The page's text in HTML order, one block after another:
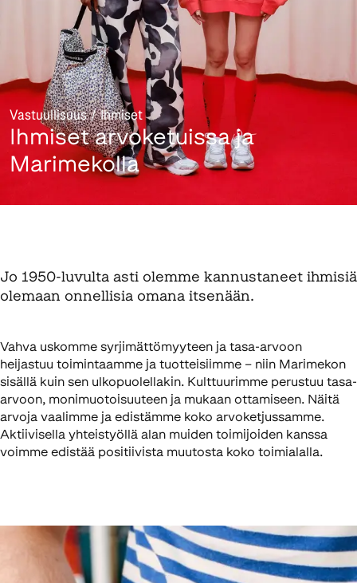
Vastuullisuus / Ihmiset
Ihmiset arvoketuissa ja
Marimekolla
Jo 1950-luvulta asti olemme kannustaneet ihmisiä
olemaan onnellisia omana itsenään.
Vahva uskomme syrjimättömyyteen ja tasa-arvoon
heijastuu toimintaamme ja tuotteisiimme – niin Marimekon
sisällä kuin sen ulkopuolellakin. Kulttuurimme perustuu tasa-
arvoon, monimuotoisuuteen ja mukaan ottamiseen. Näitä
arvoja vaalimme ja edistämme koko arvoketjussamme.
Aktiivisella yhteistyöllä alan muiden toimijoiden kanssa
voimme edistää positiivista muutosta koko toimialalla.